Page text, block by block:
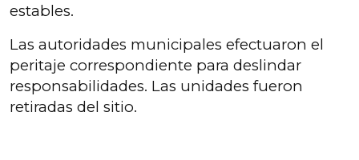
estables.
Las autoridades municipales efectuaron el
peritaje correspondiente para deslindar
responsabilidades. Las unidades fueron
retiradas del sitio.